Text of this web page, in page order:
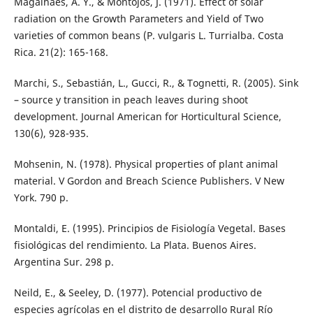
radiation on the Growth Parameters and Yield of Two
varieties of common beans (P. vulgaris L. Turrialba. Costa
Rica. 21(2): 165-168.
Marchi, S., Sebastián, L., Gucci, R., & Tognetti, R. (2005). Sink
– source y transition in peach leaves during shoot
development. Journal American for Horticultural Science,
130(6), 928-935.
Mohsenin, N. (1978). Physical properties of plant animal
material. V Gordon and Breach Science Publishers. V New
York. 790 p.
Montaldi, E. (1995). Principios de Fisiología Vegetal. Bases
fisiológicas del rendimiento. La Plata. Buenos Aires.
Argentina Sur. 298 p.
Neild, E., & Seeley, D. (1977). Potencial productivo de
especies agrícolas en el distrito de desarrollo Rural Río